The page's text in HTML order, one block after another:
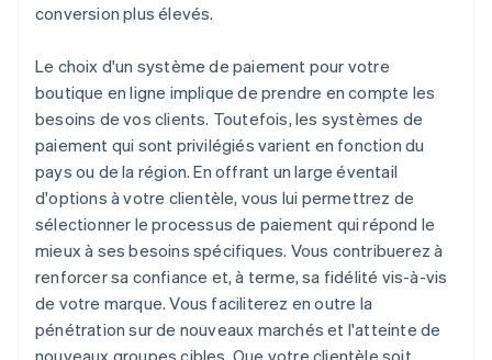
conversion plus élevés.
Le choix d'un système de paiement pour votre
boutique en ligne implique de prendre en compte les
besoins de vos clients. Toutefois, les systèmes de
paiement qui sont privilégiés varient en fonction du
pays ou de la région. En offrant un large éventail
d'options à votre clientèle, vous lui permettrez de
sélectionner le processus de paiement qui répond le
mieux à ses besoins spécifiques. Vous contribuerez à
renforcer sa confiance et, à terme, sa fidélité vis-à-vis
de votre marque. Vous faciliterez en outre la
pénétration sur de nouveaux marchés et l'atteinte de